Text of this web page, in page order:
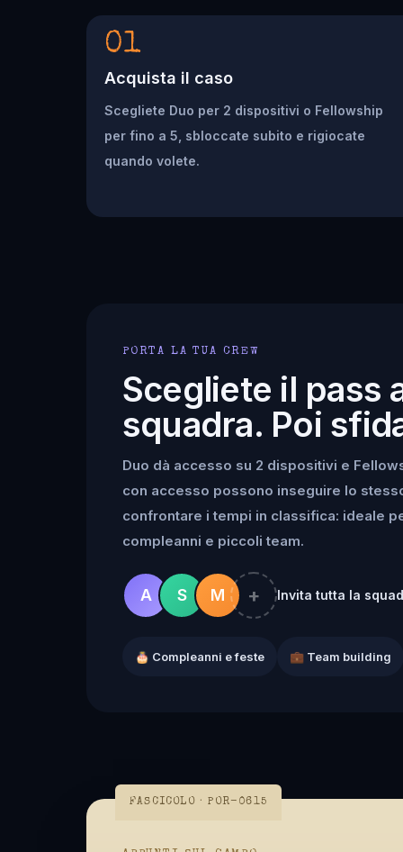
01
Acquista il caso
Scegliete Duo per 2 dispositivi o Fellowship
per fino a 5, sbloccate subito e rigiocate
quando volete.
PORTA LA TUA CREW
Scegliete il pass
squadra. Poi
Duo dà accesso su 2 dispositivi e
con accesso possono inseguire lo
confrontare i tempi in classifica: ideale
compleanni e piccoli team.
A S M + Invita tutta la
🎂 Compleanni e feste 💼 Team building
FASCICOLO · POR-0615